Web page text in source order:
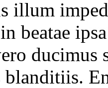
illum
beatae
ducimus